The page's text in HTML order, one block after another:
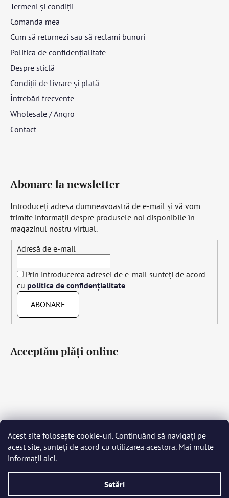
Acest site folosește cookie-uri. Continuând să navigați pe
acest site, sunteți de acord cu utilizarea acestora. Mai multe
informații aici.
Setări
Termeni și condiții
Comanda mea
Cum să returnezi sau să reclami bunuri
Politica de confidențialitate
Despre sticlă
Condiții de livrare și plată
Întrebări frecvente
Wholesale / Angro
Contact
Abonare la newsletter
Introduceţi adresa dumneavoastră de e-mail şi vă vom
trimite informaţii despre produsele noi disponibile în
magazinul nostru virtual.
Adresă de e-mail
Prin introducerea adresei de e-mail sunteți de acord
cu politica de confidențialitate
ABONARE
Acceptăm plăţi online
Čeština Slovenčina English Deutsch Magyar
Język polski
Română Italiano Español Français
Português
Nederlands Українська Ελληνικά Svenska Dansk